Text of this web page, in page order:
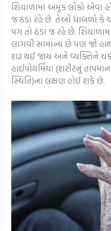
શિયાળામાં અમુક લોકો
જ ઠંડા રહે છે. તેઓ ધાબળો કે
પગ તો ઠંડા જ રહે છે.
લાગવી સામાન્ય છે પણ જો
શરૂ થઈ જાય અને વ્યક્તિને
હાઈપોથર્મિયા (શરીરનું
સ્થિતિ)ના લક્ષણ હોઈ શકે છે.